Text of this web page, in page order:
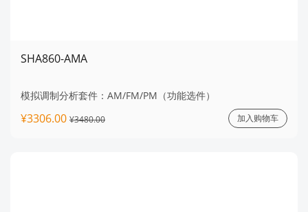
SHA860-AMA
模拟调制分析套件：AM/FM/PM（功能选件）
¥3306.00 ¥3480.00 加入购物车